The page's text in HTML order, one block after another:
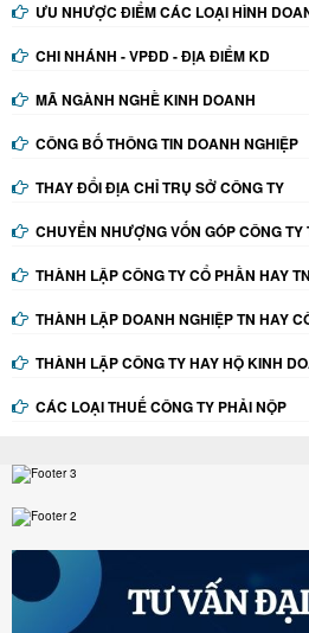
ƯU NHƯỢC ĐIỂM CÁC LOẠI HÌNH
CHI NHÁNH - VPĐD - ĐỊA ĐIỂM KD
MÃ NGÀNH NGHỀ KINH DOANH
CÔNG BỐ THÔNG TIN DOANH NGHIỆP
THAY ĐỔI ĐỊA CHỈ TRỤ SỞ CÔNG TY
CHUYỂN NHƯỢNG VỐN GÓP CÔNG TY
THÀNH LẬP CÔNG TY CỔ PHẦN HAY
THÀNH LẬP DOANH NGHIỆP TN HAY
THÀNH LẬP CÔNG TY HAY HỘ KINH
CÁC LOẠI THUẾ CÔNG TY PHẢI NỘP